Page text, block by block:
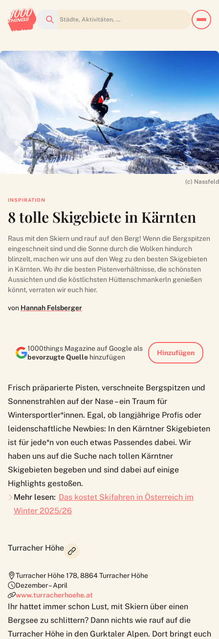
Suchen
(c) Nassfeld
INSPIRATION
8 tolle Skigebiete in Kärnten
Raus mit den Skiern und rauf auf den Berg! Wenn die Bergspitzen
eingeschneit sind und die Sonne durch die Wolken hindurch
blinzelt, machen wir uns auf den Weg zu den besten Skigebieten
in Kärnten. Wo ihr die besten Pistenverhältnisse, die schönsten
Aussichten und die köstlichsten Hüttenschmankerln genießen
könnt, verraten wir euch hier.
von Hannah Felsberger
1000things Magazine auf Google als
bevorzugte Quelle hinzufügen
Hinzufügen
Frisch präparierte Pisten, verschneite Bergspitzen und
Sonnenstrahlen auf der Nase – ein Traum für
Wintersportler*innen. Egal, ob langjährige Profis oder
leidenschaftliche Newbies: In den Kärntner Skigebieten
ist für jede*n von euch etwas Passendes dabei. Wir
haben uns auf die Suche nach tollen Kärntner
Skigebieten begeben und sind dabei auf einige
Highlights gestoßen.
Mehr lesen: Das kostet Skifahren in Österreich im
Winter 2025/26
Turracher Höhe
Turracher Höhe 178,8864Turracher Höhe
Dezember – April
www.turracherhoehe.at
Ihr hattet immer schon Lust, mit Skiern über einen
Bergsee zu schlittern? Dann nichts wie rauf auf die
Turracher Höhe in den Gurktaler Alpen. Dort bringt euch